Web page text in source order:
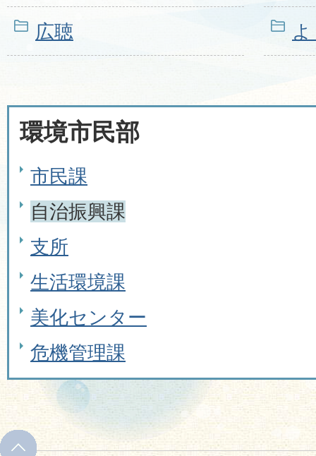
広聴
環境市民部
市民課
自治振興課
支所
生活環境課
美化センター
危機管理課